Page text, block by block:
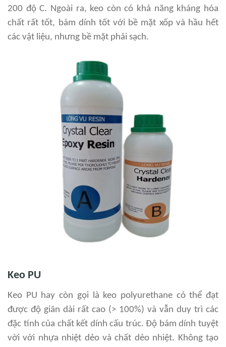
200 độ C. Ngoài ra, keo còn có khả năng kháng hóa
chất rất tốt, bám dính tốt với bề mặt xốp và hầu hết
các vật liệu, nhưng bề mặt phải sạch.
Keo PU
Keo PU hay còn gọi là keo polyurethane có thể đạt
được độ giãn dài rất cao (> 100%) và vẫn duy trì các
đặc tính của chất kết dính cấu trúc. Độ bám dính tuyệt
vời với nhựa nhiệt dẻo và chất dẻo nhiệt. Không tạo